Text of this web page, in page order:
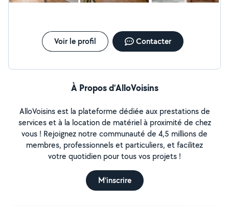
Voir le profil Contacter
À Propos d’AlloVoisins
AlloVoisins est la plateforme dédiée aux prestations de
services et à la location de matériel à proximité de chez
vous ! Rejoignez notre communauté de 4,5 millions de
membres, professionnels et particuliers, et facilitez
votre quotidien pour tous vos projets !
M'inscrire